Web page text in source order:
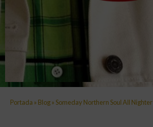
Portada » Blog»Someday Northern Soul All Nighter